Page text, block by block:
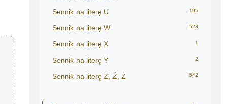
Sennik na literę U 195
Sennik na literę W 523
Sennik na literę X 1
Sennik na literę Y 2
Sennik na literę Z, Ź, Ż 542